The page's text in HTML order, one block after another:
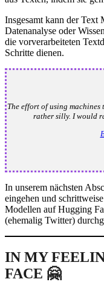
Insgesamt kann der Text
Datenanalyse oder
die vorverarbeiteten
Schritte dienen.
The effort of using machines
rather silly. I would
In unserem nächsten
eingehen und
Modellen auf Hugging
(ehemalig Twitter)
IN MY
FACE 🤗